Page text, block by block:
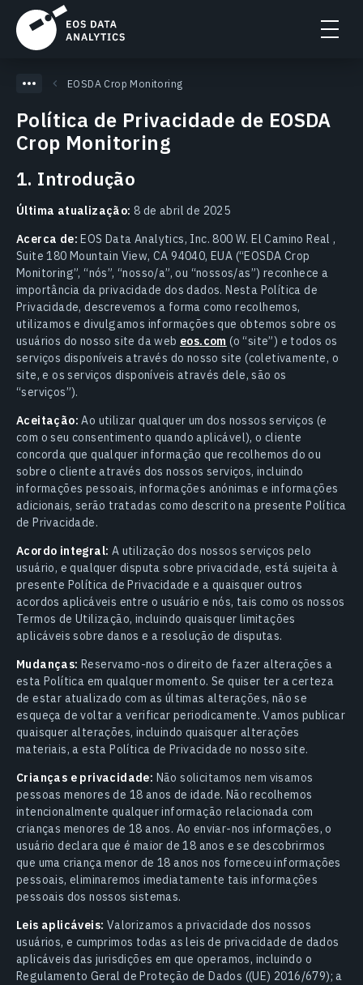
EOSDA Crop Monitoring
Política de Privacidade de EOSDA
Crop Monitoring
1. Introdução
Última atualização: 8 de abril de 2025
Acerca de: EOS Data Analytics, Inc. 800 W. El Camino Real ,
Suite 180 Mountain View, CA 94040, EUA (“EOSDA Crop
Monitoring”, “nós”, “nosso/a”, ou “nossos/as”) reconhece a
importância da privacidade dos dados. Nesta Política de
Privacidade, descrevemos a forma como recolhemos,
utilizamos e divulgamos informações que obtemos sobre os
usuários do nosso site da web eos.com (o “site”) e todos os
serviços disponíveis através do nosso site (coletivamente, o
site, e os serviços disponíveis através dele, são os
“serviços”).
Aceitação: Ao utilizar qualquer um dos nossos serviços (e
com o seu consentimento quando aplicável), o cliente
concorda que qualquer informação que recolhemos do ou
sobre o cliente através dos nossos serviços, incluindo
informações pessoais, informações anónimas e informações
adicionais, serão tratadas como descrito na presente Política
de Privacidade.
Acordo integral: A utilização dos nossos serviços pelo
usuário, e qualquer disputa sobre privacidade, está sujeita à
presente Política de Privacidade e a quaisquer outros
acordos aplicáveis entre o usuário e nós, tais como os nossos
Termos de Utilização, incluindo quaisquer limitações
aplicáveis sobre danos e a resolução de disputas.
Mudanças: Reservamo-nos o direito de fazer alterações a
esta Política em qualquer momento. Se quiser ter a certeza
de estar atualizado com as últimas alterações, não se
esqueça de voltar a verificar periodicamente. Vamos publicar
quaisquer alterações, incluindo quaisquer alterações
materiais, a esta Política de Privacidade no nosso site.
Crianças e privacidade: Não solicitamos nem visamos
pessoas menores de 18 anos de idade. Não recolhemos
intencionalmente qualquer informação relacionada com
crianças menores de 18 anos. Ao enviar-nos informações, o
usuário declara que é maior de 18 anos e se descobrirmos
que uma criança menor de 18 anos nos forneceu informações
pessoais, eliminaremos imediatamente tais informações
pessoais dos nossos sistemas.
Leis aplicáveis: Valorizamos a privacidade dos nossos
usuários, e cumprimos todas as leis de privacidade de dados
aplicáveis das jurisdições em que operamos, incluindo o
Regulamento Geral de Proteção de Dados ((UE) 2016/679); a